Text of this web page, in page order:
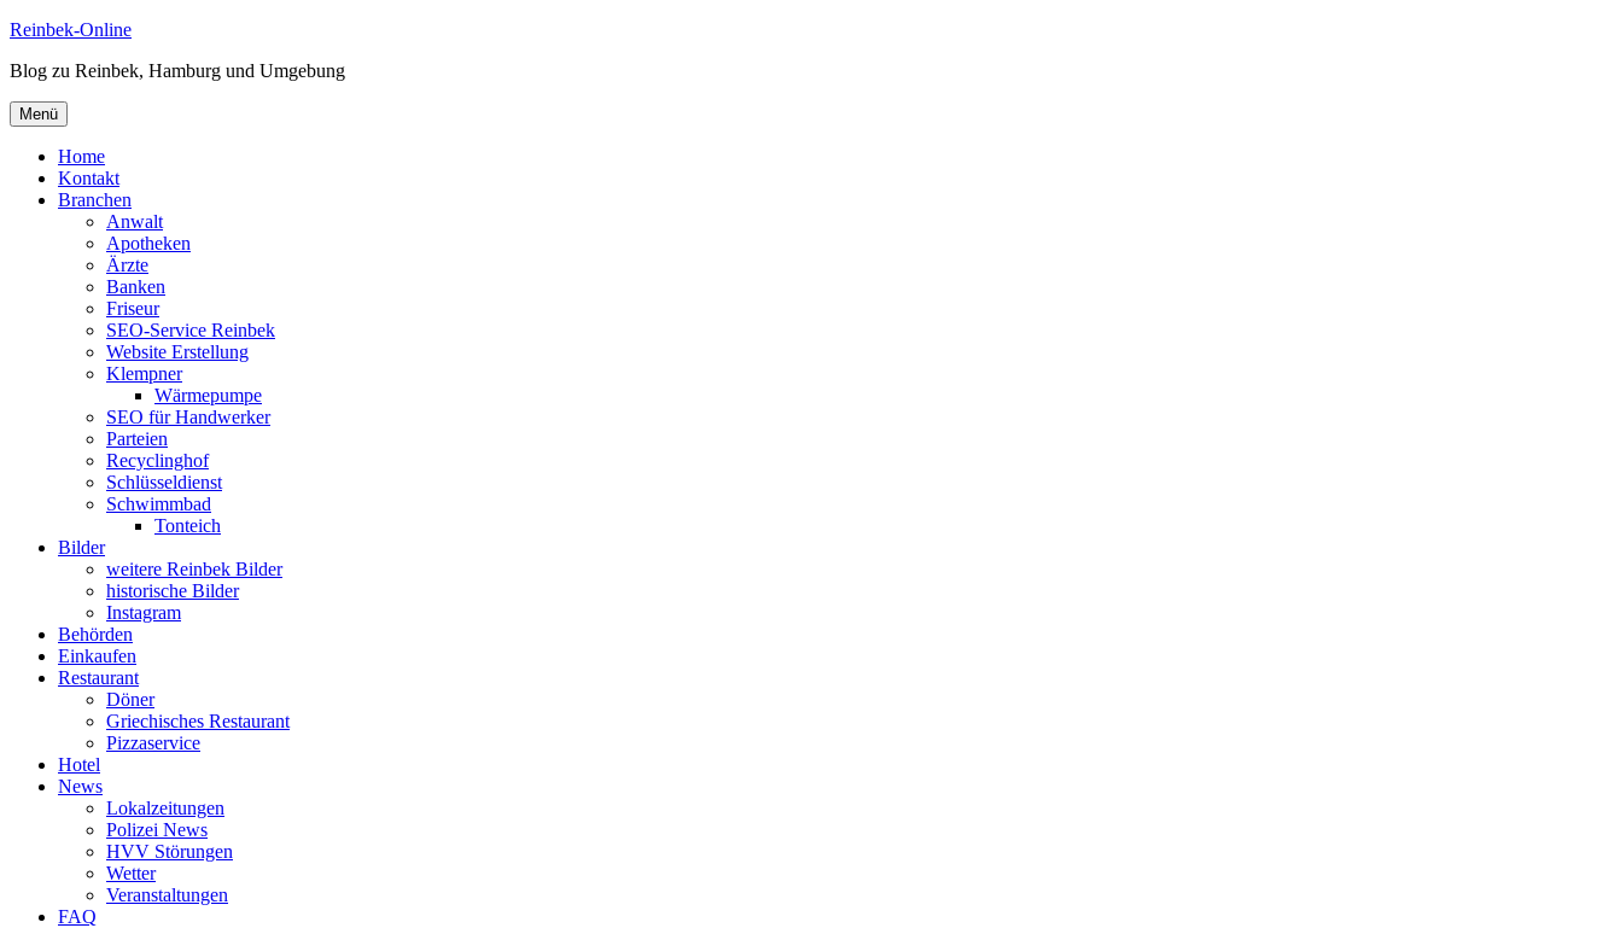
Zum
springen
Reinbek-Online
Blog zu Reinbek, Hamburg und Umgebung
Menü
Home
Kontakt
Branchen
Anwalt
Apotheken
Ärzte
Banken
Friseur
SEO-Service Reinbek
Website Erstellung
Klempner
Wärmepumpe
SEO für Handwerker
Parteien
Recyclinghof
Schlüsseldienst
Schwimmbad
Tonteich
Bilder
weitere Reinbek Bilder
historische Bilder
Instagram
Behörden
Einkaufen
Restaurant
Döner
Griechisches Restaurant
Pizzaservice
Hotel
News
Lokalzeitungen
Polizei News
HVV Störungen
Wetter
Veranstaltungen
FAQ